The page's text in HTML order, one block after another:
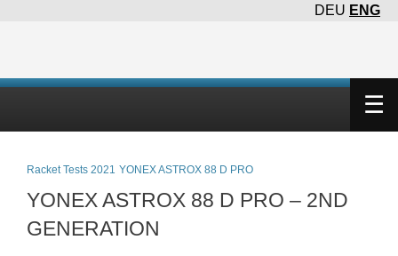
DEU ENG
☰
Racket Tests 2021 YONEX ASTROX 88 D PRO
YONEX ASTROX 88 D PRO – 2ND
GENERATION